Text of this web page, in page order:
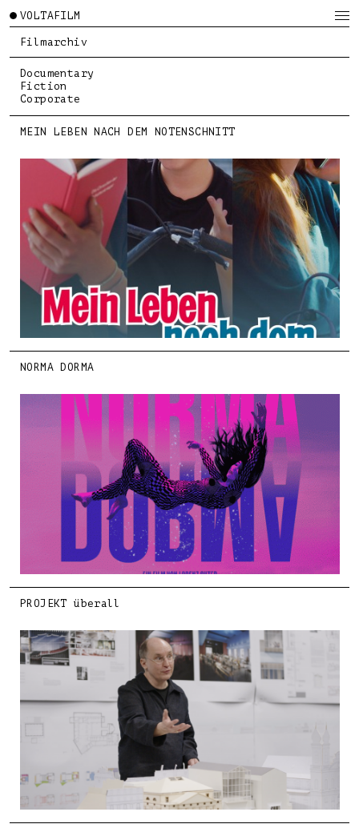
VOLTAFILM
Filmarchiv
Documentary
Fiction
Corporate
MEIN LEBEN NACH DEM NOTENSCHNITT
NORMA DORMA
PROJEKT überall